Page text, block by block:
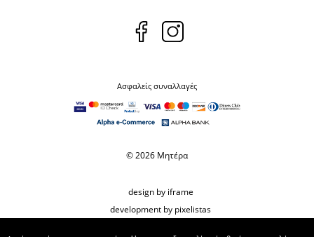
Ασφαλείς συναλλαγές
© 2026 Μητέρα
design by iframe
development by pixelistas